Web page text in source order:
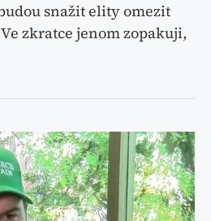
snažit elity omezit
zkratce jenom zopakuji,